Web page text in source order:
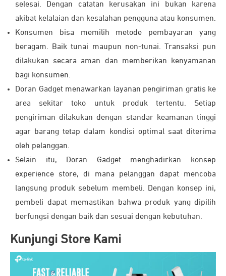
selesai. Dengan catatan kerusakan ini bukan karena
akibat kelalaian dan kesalahan pengguna atau konsumen.
Konsumen bisa memilih metode pembayaran yang
beragam. Baik tunai maupun non-tunai. Transaksi pun
dilakukan secara aman dan memberikan kenyamanan
bagi konsumen.
Doran Gadget menawarkan layanan pengiriman gratis ke
area sekitar toko untuk produk tertentu. Setiap
pengiriman dilakukan dengan standar keamanan tinggi
agar barang tetap dalam kondisi optimal saat diterima
oleh pelanggan.
Selain itu, Doran Gadget menghadirkan konsep
experience store, di mana pelanggan dapat mencoba
langsung produk sebelum membeli. Dengan konsep ini,
pembeli dapat memastikan bahwa produk yang dipilih
berfungsi dengan baik dan sesuai dengan kebutuhan.
Kunjungi Store Kami